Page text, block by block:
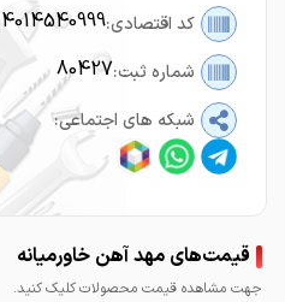
کد اقتصادی:
شماره ثبت:80427
شبکه های اجتماعی:
قیمت‌های مهد آهن خاورمیانه
جهت مشاهده قیمت محصولات کلیک کنید.